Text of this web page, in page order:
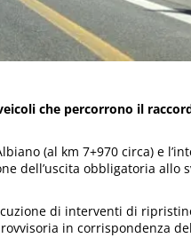
che percorrono il
(al km 7+970 circa) e
dell’uscita obbligatoria allo
di interventi di
in corrispondenza